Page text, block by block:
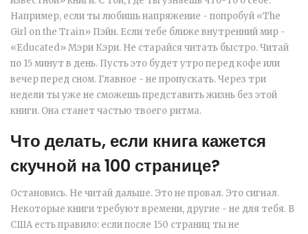
Например, если ты любишь напряжение - попробуй «The
Girl on the Train» Пэйн. Если тебе ближе внутренний мир -
«Educated» Мэри Кэри. Не старайся читать быстро. Читай
по 15 минут в день. Пусть это будет утро перед кофе или
вечер перед сном. Главное - не пропускать. Через три
недели ты уже не сможешь представить жизнь без этой
книги. Она станет частью твоего ритма.
Что делать, если книга кажется
скучной на 100 странице?
Остановись. Не читай дальше. Это не провал. Это сигнал.
Некоторые книги требуют времени, другие - не для тебя. В
США есть правило: если после 150 страниц ты не